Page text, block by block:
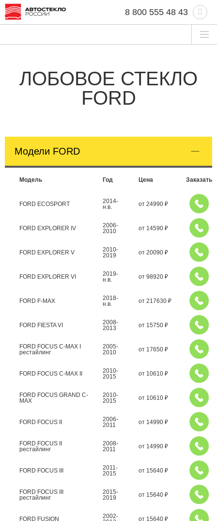
8 800 555 48 43
ЛОБОВОЕ СТЕКЛО
FORD
Модели FORD
Модель Год Цена Заказать
FORD ECOSPORT
2014-
н.в.
от 24990 ₽
FORD EXPLORER IV
2006-
2010
от 14590 ₽
FORD EXPLORER V
2010-
2019
от 20090 ₽
FORD EXPLORER VI
2019-
н.в.
от 98920 ₽
FORD F-MAX
2018-
н.в.
от 217630 ₽
FORD FIESTA VI
2008-
2013
от 15750 ₽
FORD FOCUS C-MAX I
рестайлинг
2005-
2010
от 17650 ₽
FORD FOCUS C-MAX II
2010-
2015
от 10610 ₽
FORD FOCUS GRAND C-
MAX
2010-
2015
от 10610 ₽
FORD FOCUS II
2006-
2011
от 14990 ₽
FORD FOCUS II
рестайлинг
2008-
2011
от 14990 ₽
FORD FOCUS III
2011-
2015
от 15640 ₽
FORD FOCUS III
рестайлинг
2015-
2019
от 15640 ₽
FORD FUSION
2002-
от 15640 ₽